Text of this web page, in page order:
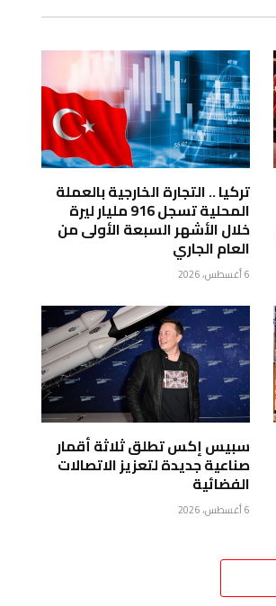
تركيا .. التجارة الخارجية بالعملة
المحلية تسجل 916 مليار ليرة
خلال الأشهر السبعة الأولى من
العام الجاري
6 أغسطس، 2026
سبيس إكس تطلق ثلاثة أقمار
صناعية جديدة لتعزيز الاتصالات
الفضائية
6 أغسطس، 2026